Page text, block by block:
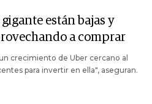
están bajas y
a comprar
crecimiento de Uber cercano al
para invertir en ella", aseguran.